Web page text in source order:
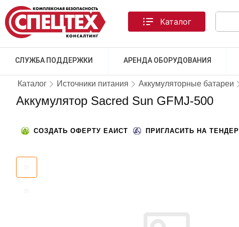
СЛУЖБА ПОДДЕРЖКИ АРЕНДА ОБОРУДОВАНИЯ
Каталог
Каталог Источники питания Аккумуляторные батареи
Аккумулятор Sacred Sun GFMJ-500
СОЗДАТЬ ОФЕРТУ ЕАИСТ ПРИГЛАСИТЬ НА ТЕНДЕР